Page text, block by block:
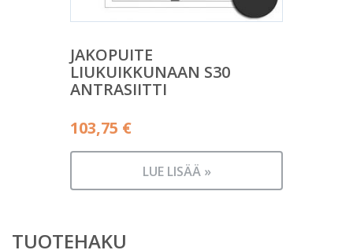
JAKOPUITE
LIUKUIKKUNAAN S30
ANTRASIITTI
103,75 €
LUE LISÄÄ »
TUOTEHAKU